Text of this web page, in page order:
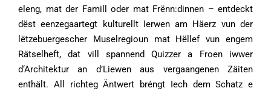
eleng, mat der Famill oder mat Frënn:dinnen – entdeckt
dëst eenzegaartegt kulturellt Ierwen am Häerz vun der
lëtzebuergescher Muselregioun mat Hëllef vun engem
Rätselheft, dat vill spannend Quizzer a Froen iwwer
d‘Architektur an d’Liewen aus vergaangenen Zäiten
enthält. All richteg Äntwert bréngt Iech dem Schatz e